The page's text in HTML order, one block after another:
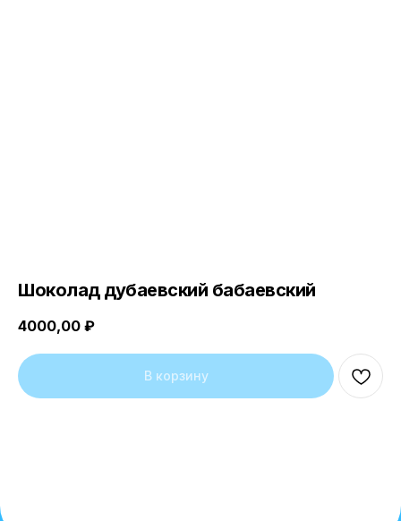
Шоколад дубаевский бабаевский
4000,00 ₽
В корзину